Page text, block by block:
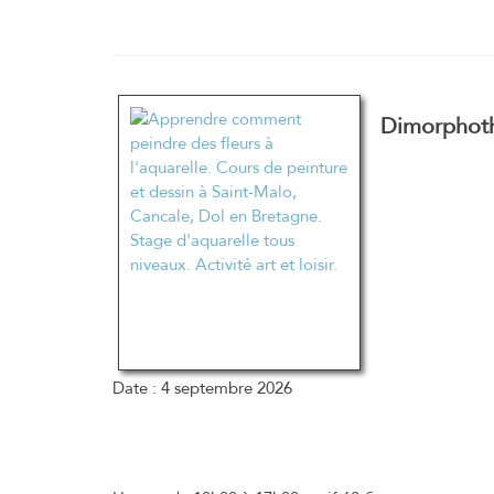
Date : 4 septembre 2026